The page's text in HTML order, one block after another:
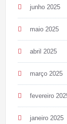
junho 2025
maio 2025
abril 2025
março 2025
fevereiro
janeiro 2025